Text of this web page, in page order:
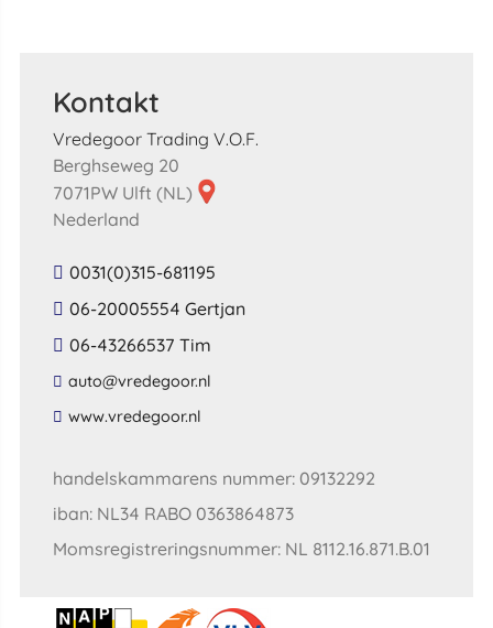
Kontakt
Vredegoor Trading V.O.F.
Berghseweg 20
7071PW Ulft (NL)
Nederland
0031(0)315-681195
06-20005554 Gertjan
06-43266537 Tim
​auto​@​vredegoor​.​nl​
​www​.​vredegoor​.​nl​
handelskammarens nummer: 09132292
iban: NL34 RABO 0363864873
Momsregistreringsnummer: NL 8112.16.871.B.01